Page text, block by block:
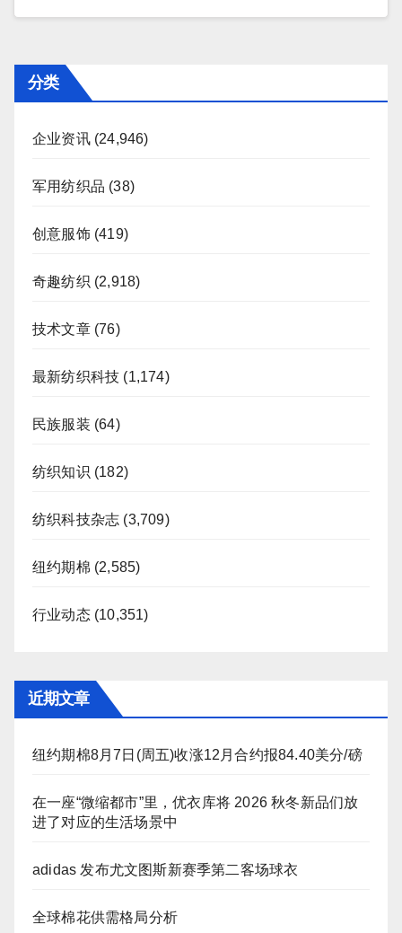
分类
企业资讯(24,946)
军用纺织品 (38)
创意服饰(419)
奇趣纺织 (2,918)
技术文章(76)
最新纺织科技 (1,174)
民族服装 (64)
纺织知识 (182)
纺织科技杂志 (3,709)
纽约期棉 (2,585)
行业动态(10,351)
近期文章
纽约期棉8月7日(周五)收涨12月合约报84.40美分/磅
在一座“微缩都市”里，优衣库将 2026 秋冬新品们放
进了对应的生活场景中
adidas 发布尤文图斯新赛季第二客场球衣
全球棉花供需格局分析